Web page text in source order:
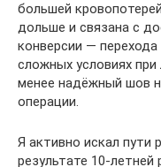
большей
дольше и связана с
конверсии —
сложных условиях при
менее надёжный шов
операции.
Я активно искал пути
результате 10-